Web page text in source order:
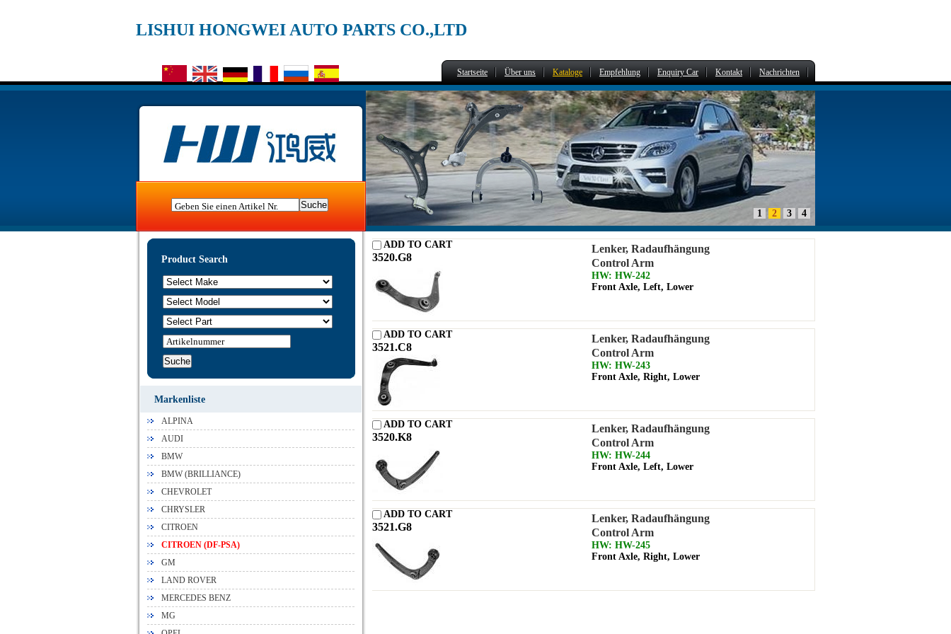
LISHUI HONGWEI AUTO PARTS CO.,LTD
Startseite Über uns Kataloge Empfehlung Enquiry Car Kontakt Nachrichten
1 2 3 4
Geben Sie einen Artikel Nr.
ADD TO CART
3520.G8
Lenker, Radaufhängung
Control Arm
HW: HW-242
Front Axle, Left, Lower
ADD TO CART
3521.C8
Lenker, Radaufhängung
Control Arm
HW: HW-243
Front Axle, Right, Lower
ADD TO CART
3520.K8
Lenker, Radaufhängung
Control Arm
HW: HW-244
Front Axle, Left, Lower
ADD TO CART
3521.G8
Lenker, Radaufhängung
Control Arm
HW: HW-245
Front Axle, Right, Lower
Product Search
Artikelnummer
Markenliste
ALPINA
AUDI
BMW
BMW (BRILLIANCE)
CHEVROLET
CHRYSLER
CITROEN
CITROEN (DF-PSA)
GM
LAND ROVER
MERCEDES BENZ
MG